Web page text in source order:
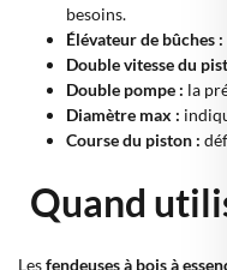
besoins.
Élévateur de bûches :
Double vitesse du
Double pompe : la
Diamètre max :
Course du piston :
Quand
Lesfendeuses à bois à